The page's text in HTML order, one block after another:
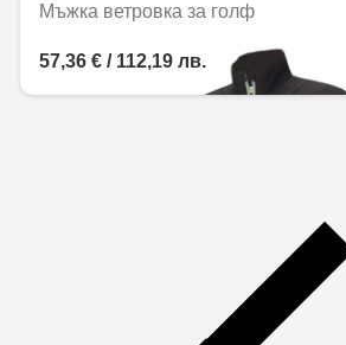
Мъжка ветровка за голф
57,36 € / 112,19 лв.